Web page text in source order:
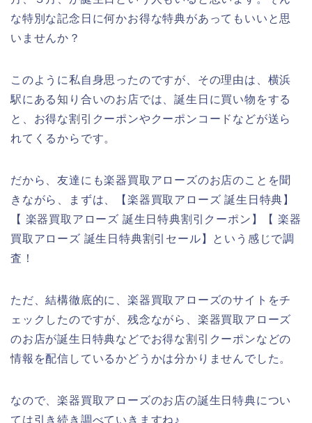
な特別な記念日に何かお得な特典があってもいいと思
いませんか？
このように私自身思ったのですが、その理由は、横浜
駅にある知り合いのお店では、誕生日に買い物をする
と、お得な割引クーポンやクーポンコードなどが送ら
れてくるからです。
だから、友達にも楽器買取アローズのお店のことを聞
きながら、まずは、【楽器買取アローズ 誕生日特典】
【 楽器買取アローズ 誕生日特典割引クーポン】【 楽器
買取アローズ 誕生日特典割引セール】という感じで調
査！
ただ、結構徹底的に、楽器買取アローズのサイトをチ
ェックしたのですが、残念ながら、楽器買取アローズ
のお店が誕生日特典などでお得な割引クーポンなどの
情報を配信しているかどうかは分かりませんでした。
なので、楽器買取アローズのお店の誕生日特典につい
ては引き続き調べていきますね♪